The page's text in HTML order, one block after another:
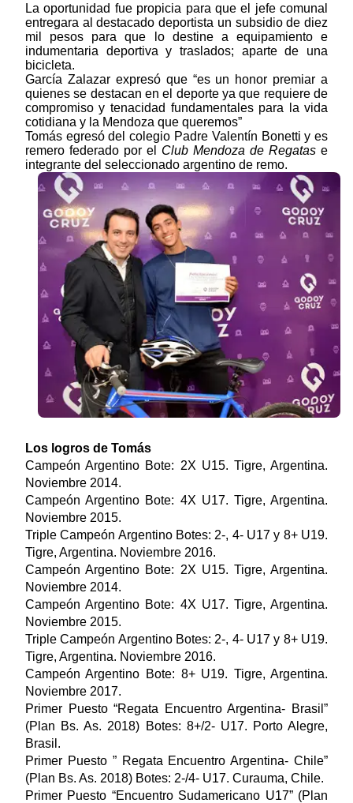
La oportunidad fue propicia para que el jefe comunal
entregara al destacado deportista un subsidio de diez
mil pesos para que lo destine a equipamiento e
indumentaria deportiva y traslados; aparte de una
bicicleta.
García Zalazar expresó que “es un honor premiar a
quienes se destacan en el deporte ya que requiere de
compromiso y tenacidad fundamentales para la vida
cotidiana y la Mendoza que queremos”
Tomás egresó del colegio Padre Valentín Bonetti y es
remero federado por el Club Mendoza de Regatase
integrante del seleccionado argentino de remo.
Los logros de Tomás
Campeón Argentino Bote: 2X U15. Tigre, Argentina.
Noviembre 2014.
Campeón Argentino Bote: 4X U17. Tigre, Argentina.
Noviembre 2015.
Triple Campeón Argentino Botes: 2-, 4- U17 y 8+ U19.
Tigre, Argentina. Noviembre 2016.
Campeón Argentino Bote: 2X U15. Tigre, Argentina.
Noviembre 2014.
Campeón Argentino Bote: 4X U17. Tigre, Argentina.
Noviembre 2015.
Triple Campeón Argentino Botes: 2-, 4- U17 y 8+ U19.
Tigre, Argentina. Noviembre 2016.
Campeón Argentino Bote: 8+ U19. Tigre, Argentina.
Noviembre 2017.
Primer Puesto “Regata Encuentro Argentina- Brasil”
(Plan Bs. As. 2018) Botes: 8+/2- U17. Porto Alegre,
Brasil.
Primer Puesto ” Regata Encuentro Argentina- Chile”
(Plan Bs. As. 2018) Botes: 2-/4- U17. Curauma, Chile.
Primer Puesto “Encuentro Sudamericano U17” (Plan